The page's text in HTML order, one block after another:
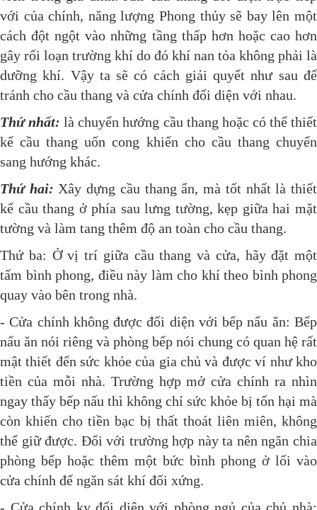
với của chính, năng lượng Phong thủy sẽ bay lên một
cách đột ngột vào những tầng thấp hơn hoặc cao hơn
gây rối loạn trường khí do đó khí nan tỏa không phải là
dưỡng khí. Vậy ta sẽ có cách giải quyết như sau để
tránh cho cầu thang và cửa chính đối diện với nhau.
Thứ nhất: là chuyển hướng cầu thang hoặc có thể thiết
kế cầu thang uốn cong khiến cho cầu thang chuyển
sang hướng khác.
Thứ hai: Xây dựng cầu thang ẩn, mà tốt nhất là thiết
kế cầu thang ở phía sau lưng tường, kẹp giữa hai mặt
tường và làm tang thêm độ an toàn cho cầu thang.
Thứ ba: Ở vị trí giữa cầu thang và cửa, hãy đặt một
tấm bình phong, điều này làm cho khí theo bình phong
quay vào bên trong nhà.
- Cửa chính không được đối diện với bếp nấu ăn: Bếp
nấu ăn nói riêng và phòng bếp nói chung có quan hệ rất
mật thiết đến sức khỏe của gia chủ và được ví như kho
tiền của mỗi nhà. Trường hợp mở cửa chính ra nhìn
ngay thấy bếp nấu thì không chỉ sức khỏe bị tổn hại mà
còn khiến cho tiền bạc bị thất thoát liên miên, không
thể giữ được. Đối với trường hợp này ta nên ngăn chia
phòng bếp hoặc thêm một bức bình phong ở lối vào
cửa chính để ngăn sát khí đối xứng.